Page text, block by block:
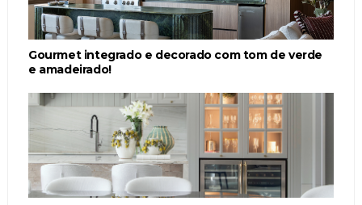
Gourmet integrado e decorado com tom de verde
e amadeirado!